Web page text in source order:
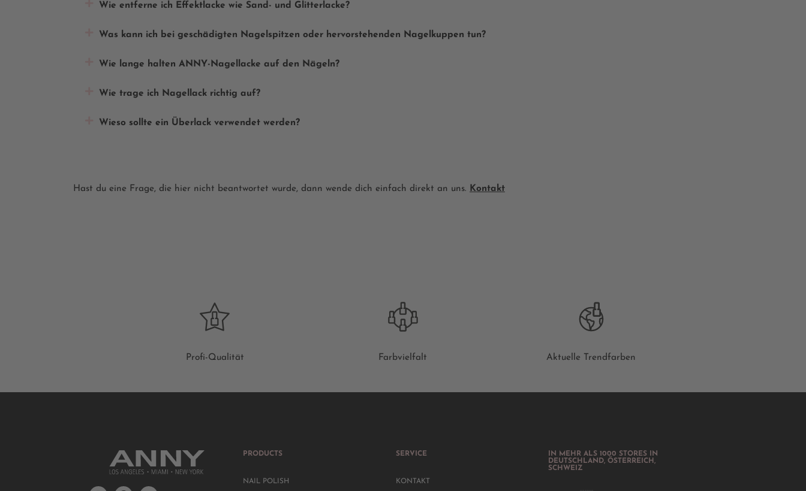
Wie entferne ich Effektlacke wie Sand- und Glitterlacke?
Was kann ich bei geschädigten Nagelspitzen oder hervorstehenden Nagelkuppen tun?
Wie lange halten ANNY-Nagellacke auf den Nägeln?
Wie trage ich Nagellack richtig auf?
Wieso sollte ein Überlack verwendet werden?
Hast du eine Frage, die hier nicht beantwortet wurde, dann wende dich einfach direkt an uns. Kontakt
Profi-Qualität Farbvielfalt Aktuelle Trendfarben
PRODUCTS
NAIL POLISH
SERVICE
KONTAKT
IN MEHR ALS 1000 STORES IN
DEUTSCHLAND, ÖSTERREICH,
SCHWEIZ